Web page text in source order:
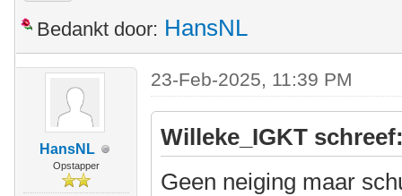
Bedankt door: HansNL
HansNL
Opstapper
23-Feb-2025, 11:39 PM
Willeke_IGKT
Geen neiging maar